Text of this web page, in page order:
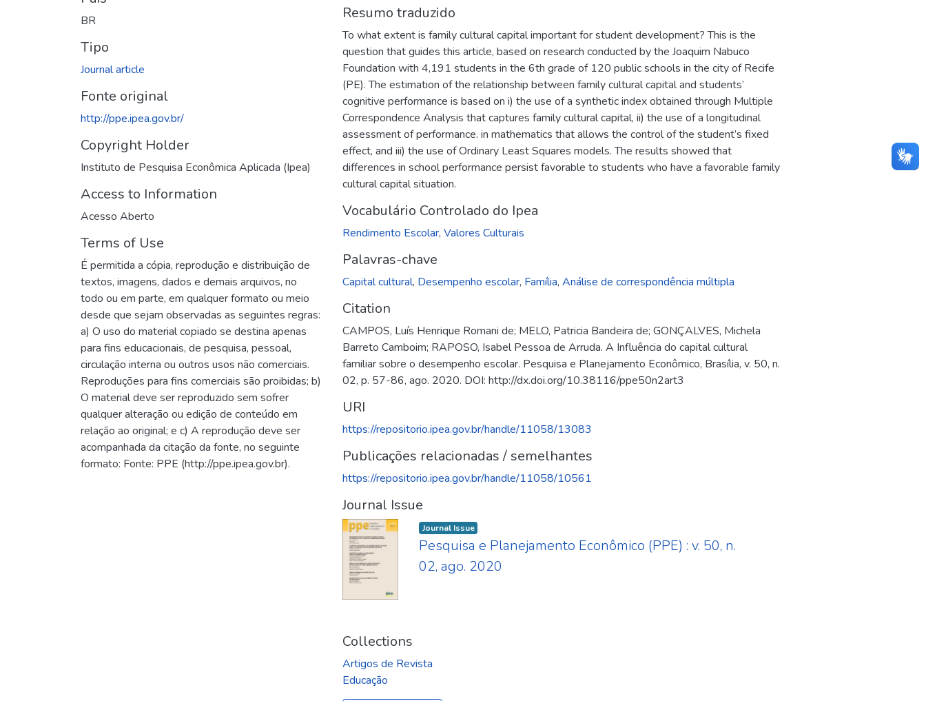
BR
Tipo
Journal article
Fonte original
http://ppe.ipea.gov.br/
Copyright Holder
Instituto de Pesquisa Econômica Aplicada (Ipea)
Access to Information
Acesso Aberto
Terms of Use
É permitida a cópia, reprodução e distribuição de
textos, imagens, dados e demais arquivos, no
todo ou em parte, em qualquer formato ou meio
desde que sejam observadas as seguintes regras:
a) O uso do material copiado se destina apenas
para fins educacionais, de pesquisa, pessoal,
circulação interna ou outros usos não comerciais.
Reproduções para fins comerciais são proibidas; b)
O material deve ser reproduzido sem sofrer
qualquer alteração ou edição de conteúdo em
relação ao original; e c) A reprodução deve ser
acompanhada da citação da fonte, no seguinte
formato: Fonte: PPE (http://ppe.ipea.gov.br).
Resumo traduzido
To what extent is family cultural capital important for student development? This is the
question that guides this article, based on research conducted by the Joaquim Nabuco
Foundation with 4,191 students in the 6th grade of 120 public schools in the city of Recife
(PE). The estimation of the relationship between family cultural capital and students’
cognitive performance is based on i) the use of a synthetic index obtained through Multiple
Correspondence Analysis that captures family cultural capital, ii) the use of a longitudinal
assessment of performance. in mathematics that allows the control of the student’s fixed
effect, and iii) the use of Ordinary Least Squares models. The results showed that
differences in school performance persist favorable to students who have a favorable family
cultural capital situation.
Vocabulário Controlado do Ipea
Rendimento Escolar, Valores Culturais
Palavras-chave
Capital cultural, Desempenho escolar, Família, Análise de correspondência múltipla
Citation
CAMPOS, Luís Henrique Romani de; MELO, Patricia Bandeira de; GONÇALVES, Michela
Barreto Camboim; RAPOSO, Isabel Pessoa de Arruda. A Influência do capital cultural
familiar sobre o desempenho escolar. Pesquisa e Planejamento Econômico, Brasília, v. 50, n.
02, p. 57-86, ago. 2020. DOI: http://dx.doi.org/10.38116/ppe50n2art3
URI
https://repositorio.ipea.gov.br/handle/11058/13083
Publicações relacionadas / semelhantes
https://repositorio.ipea.gov.br/handle/11058/10561
Journal Issue
Journal Issue
Pesquisa e Planejamento Econômico (PPE) : v. 50, n.
02, ago. 2020
Collections
Artigos de Revista
Educação